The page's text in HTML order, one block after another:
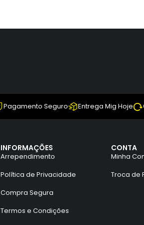
Pagamento Seguro Entrega Mig Hoje
INFORMAÇÕES
Arrependimento
Política de Privacidade
Compra Segura
Termos e Condições
CONTA
Minha
Troca de